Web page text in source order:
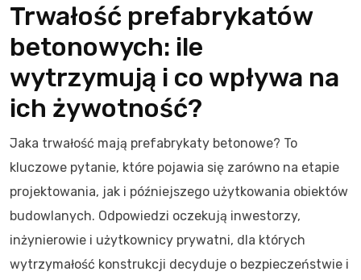
Trwałość prefabrykatów
betonowych: ile
wytrzymują i co wpływa na
ich żywotność?
Jaka trwałość mają prefabrykaty betonowe? To
kluczowe pytanie, które pojawia się zarówno na etapie
projektowania, jak i późniejszego użytkowania obiektów
budowlanych. Odpowiedzi oczekują inwestorzy,
inżynierowie i użytkownicy prywatni, dla których
wytrzymałość konstrukcji decyduje o bezpieczeństwie i